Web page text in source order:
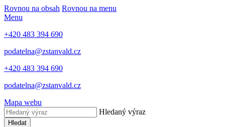
Rovnou na obsah Rovnou na menu
Menu
+420 483 394 690
podatelna@zstanvald.cz
+420 483 394 690
podatelna@zstanvald.cz
Mapa webu
Hledaný výraz
Hledat